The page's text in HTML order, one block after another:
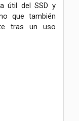
útil del SSD y
que también
tras un uso